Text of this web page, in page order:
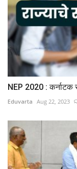
NEP 2020 : कर्नाटक
Eduvarta Aug 22, 2023